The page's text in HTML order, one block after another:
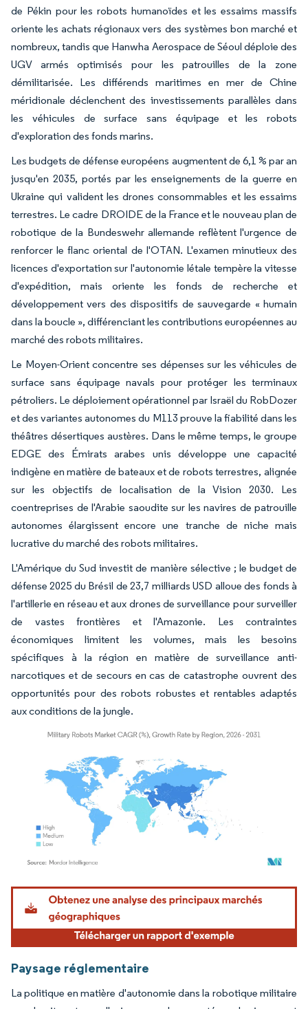
de Pékin pour les robots humanoïdes et les essaims massifs
oriente les achats régionaux vers des systèmes bon marché et
nombreux, tandis que Hanwha Aerospace de Séoul déploie des
UGV armés optimisés pour les patrouilles de la zone
démilitarisée. Les différends maritimes en mer de Chine
méridionale déclenchent des investissements parallèles dans
les véhicules de surface sans équipage et les robots
d'exploration des fonds marins.
Les budgets de défense européens augmentent de 6,1 % par an
jusqu'en 2035, portés par les enseignements de la guerre en
Ukraine qui valident les drones consommables et les essaims
terrestres. Le cadre DROIDE de la France et le nouveau plan de
robotique de la Bundeswehr allemande reflètent l'urgence de
renforcer le flanc oriental de l'OTAN. L'examen minutieux des
licences d'exportation sur l'autonomie létale tempère la vitesse
d'expédition, mais oriente les fonds de recherche et
développement vers des dispositifs de sauvegarde « humain
dans la boucle », différenciant les contributions européennes au
marché des robots militaires.
Le Moyen-Orient concentre ses dépenses sur les véhicules de
surface sans équipage navals pour protéger les terminaux
pétroliers. Le déploiement opérationnel par Israël du RobDozer
et des variantes autonomes du M113 prouve la fiabilité dans les
théâtres désertiques austères. Dans le même temps, le groupe
EDGE des Émirats arabes unis développe une capacité
indigène en matière de bateaux et de robots terrestres, alignée
sur les objectifs de localisation de la Vision 2030. Les
coentreprises de l'Arabie saoudite sur les navires de patrouille
autonomes élargissent encore une tranche de niche mais
lucrative du marché des robots militaires.
L'Amérique du Sud investit de manière sélective ; le budget de
défense 2025 du Brésil de 23,7 milliards USD alloue des fonds à
l'artillerie en réseau et aux drones de surveillance pour surveiller
de vastes frontières et l'Amazonie. Les contraintes
économiques limitent les volumes, mais les besoins
spécifiques à la région en matière de surveillance anti-
narcotiques et de secours en cas de catastrophe ouvrent des
opportunités pour des robots robustes et rentables adaptés
aux conditions de la jungle.
Image © Mordor Intelligence. La réutilisation nécessite une attribution sous CC BY
Paysage réglementaire
La politique en matière d'autonomie dans la robotique militaire